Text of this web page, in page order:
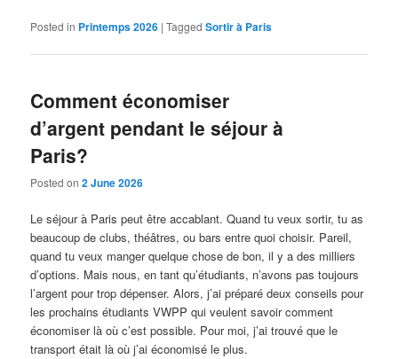
Posted in Printemps 2026 |Tagged Sortir à Paris
Comment économiser
d’argent pendant le séjour à
Paris?
Posted on2 June 2026
Le séjour à Paris peut être accablant. Quand tu veux sortir, tu as
beaucoup de clubs, théâtres, ou bars entre quoi choisir. Pareil,
quand tu veux manger quelque chose de bon, il y a des milliers
d’options. Mais nous, en tant qu’étudiants, n’avons pas toujours
l’argent pour trop dépenser. Alors, j’ai préparé deux conseils pour
les prochains étudiants VWPP qui veulent savoir comment
économiser là où c’est possible. Pour moi, j’ai trouvé que le
transport était là où j’ai économisé le plus.